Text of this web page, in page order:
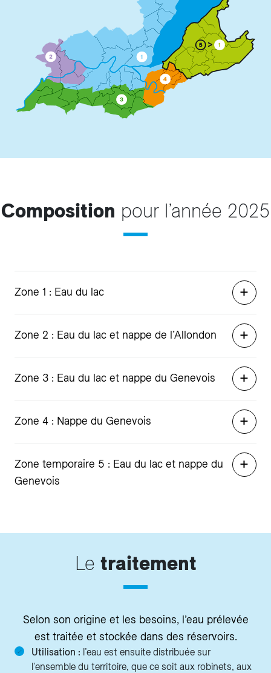
Composition pour l’année 2025
Zone 1 : Eau du lac
Zone 2 : Eau du lac et nappe de l’Allondon
Zone 3 : Eau du lac et nappe du Genevois
Zone 4 : Nappe du Genevois
Zone temporaire 5 : Eau du lac et nappe du
Genevois
Le traitement
Selon son origine et les besoins, l’eau prélevée
est traitée et stockée dans des réservoirs.
Utilisation : l’eau est ensuite distribuée sur
l’ensemble du territoire, que ce soit aux robinets, aux